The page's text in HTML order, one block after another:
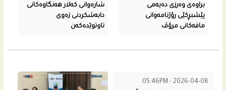
براوه‌ى وه‌رزی ده‌یه‌مى
پێشبڕكێی رۆژنامه‌وانی
مافه‌كانى مرۆڤ
شاره‌وانى كه‌لار هه‌نگاوه‌كانى
دابه‌شكردنى زه‌وی
تاوتوێدەکەن
05:46PM - 2026-04-08